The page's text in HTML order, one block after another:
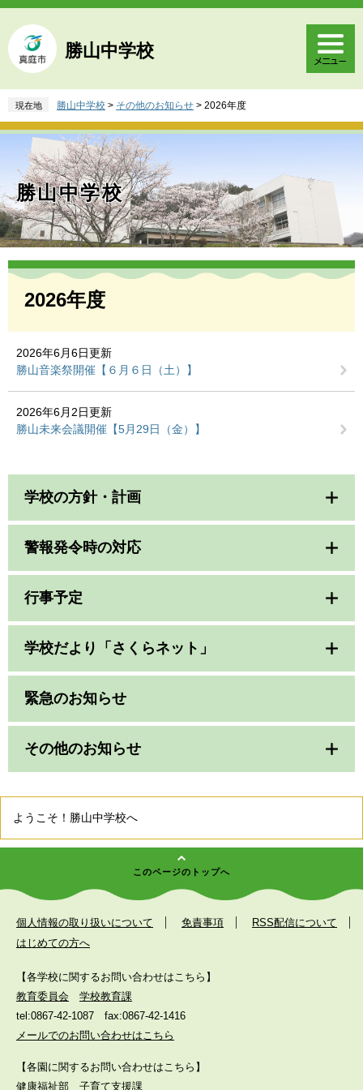
ペ
ジ
の
頭
す
メ
ュ
ー
飛
し
へ
勝山中学校
現在地 勝山中学校 > その他のお知らせ > 2026年度
勝山中学校
本
2026年度
2026年6月6日更新
勝山音楽祭開催【６月６日（土）】
2026年6月2日更新
勝山未来会議開催【5月29日（金）】
学校の方針・計画
警報発令時の対応
行事予定
学校だより「さくらネット」
緊急のお知らせ
その他のお知らせ
ようこそ！勝山中学校へ
このページのトップへ
個人情報の取り扱いについて 免責事項
RSS配信について
はじめての方へ
【各学校に関するお問い合わせはこちら】
教育委員会
学校教育課
tel:0867-42-1087
fax:0867-42-1416
メールでのお問い合わせはこちら
【各園に関するお問い合わせはこちら】
健康福祉部
子育て支援課